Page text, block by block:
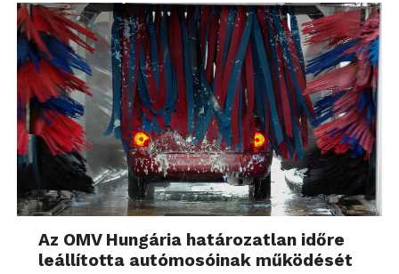
Az OMV Hungária határozatlan időre
leállította autómosóinak működését